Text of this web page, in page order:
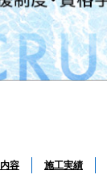
容 施工実績